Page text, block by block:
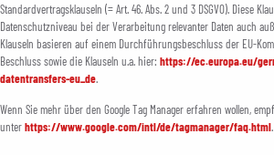
Standardvertragsklauseln (= Art. 46. Abs. 2 und 3 DSGVO). Diese
Datenschutzniveau bei der Verarbeitung relevanter Daten auch
Klauseln basieren auf einem Durchführungsbeschluss der EU-
Beschluss sowie die Klauseln u.a. hier: https://ec.europa.eu/
datentransfers-eu_de.
Wenn Sie mehr über den Google Tag Manager erfahren wollen,
unterhttps://www.google.com/intl/de/tagmanager/faq.html.